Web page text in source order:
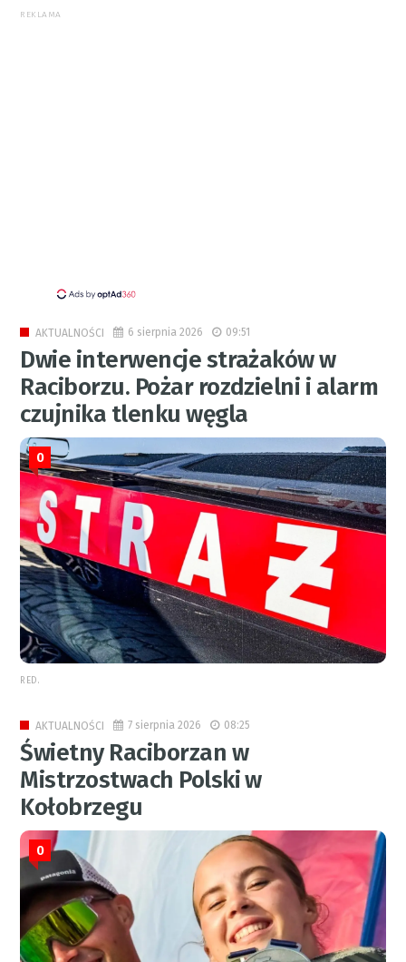
REKLAMA
AKTUALNOŚCI 6 sierpnia 2026 09:51
Dwie interwencje strażaków w
Raciborzu. Pożar rozdzielni i alarm
czujnika tlenku węgla
0
RED.
AKTUALNOŚCI 7 sierpnia 2026 08:25
Świetny Raciborzan w
Mistrzostwach Polski w
Kołobrzegu
0